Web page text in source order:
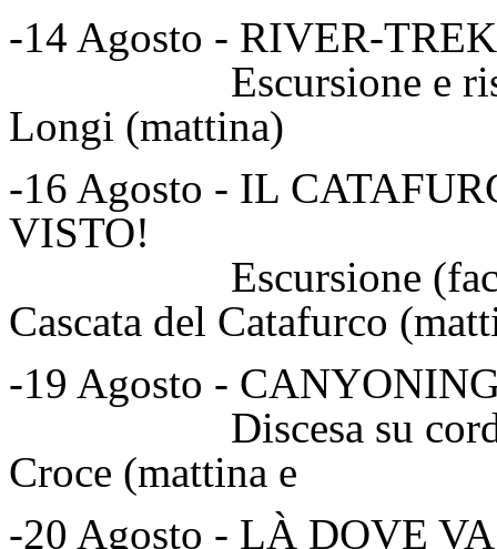
-14 Agosto - RIVER-
Escursione e
Longi (mattina)
-16 Agosto - IL
VISTO!
Escursione
Cascata del Catafurco
-19 Agosto -
Discesa su corda
Croce (mattina
-20 Agosto - LÀ DOVE